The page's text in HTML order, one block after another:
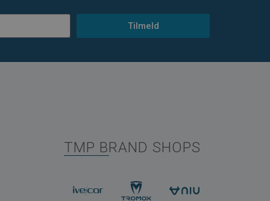
Tilmeld
TMP BRAND SHOPS